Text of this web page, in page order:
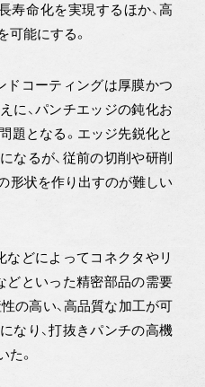
寿命化を実現するほか、高
可能にする。
ドコーティングは厚膜かつ
に、パンチエッジの鈍化お
題となる。エッジ先鋭化と
なるが、従前の切削や研削
形状を作り出すのが難しい
などによってコネクタやリ
どといった精密部品の需要
の高い、高品質な加工が可
なり、打抜きパンチの高機
。